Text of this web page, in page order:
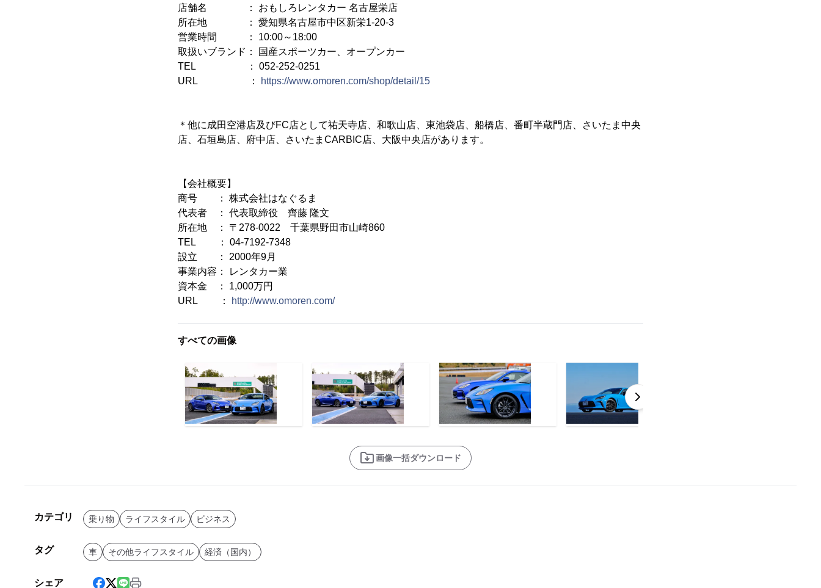
店舗名 ： おもしろレンタカー 名古屋栄店
所在地 ： 愛知県名古屋市中区新栄1-20-3
営業時間 ： 10:00～18:00
取扱いブランド： 国産スポーツカー、オープンカー
TEL ： 052-252-0251
URL ：
https://www.omoren.com/shop/detail/15
＊他に成田空港店及びFC店として祐天寺店、和歌山店、東池袋店、船橋店、番町半蔵門店、さいたま中央
店、石垣島店、府中店、さいたまCARBIC店、大阪中央店があります。
【会社概要】
商号 ： 株式会社はなぐるま
代表者 ： 代表取締役 齊藤 隆文
所在地 ： 〒278-0022 千葉県野田市山崎860
TEL ： 04-7192-7348
設立 ： 2000年9月
事業内容： レンタカー業
資本金 ： 1,000万円
URL ：
http://www.omoren.com/
すべての画像
画像一括ダウンロード
カテゴリ 乗り物 ライフスタイル ビジネス
タグ 車 その他ライフスタイル 経済（国内）
シェア